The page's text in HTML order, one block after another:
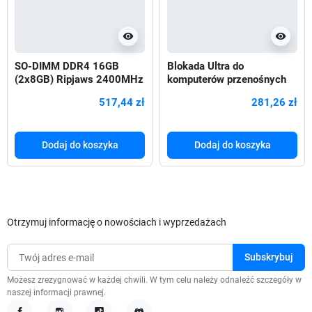
visibility
SO-DIMM DDR4 16GB
(2x8GB) Ripjaws 2400MHz
517,44 zł
Dodaj do koszyka
visibility
Blokada Ultra do
komputerów przenośnych
281,26 zł
Dodaj do koszyka
Otrzymuj informację o nowościach i wyprzedażach
Możesz zrezygnować w każdej chwili. W tym celu należy odnaleźć szczegóły w
naszej informacji prawnej.